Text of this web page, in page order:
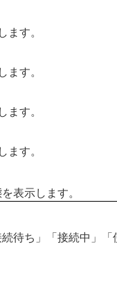
ます。
ます。
ます。
ます。
表示します。
待ち」「接続中」「